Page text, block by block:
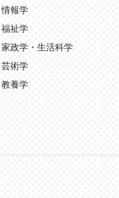
情報学
福祉学
家政学・生活科学
芸術学
教養学